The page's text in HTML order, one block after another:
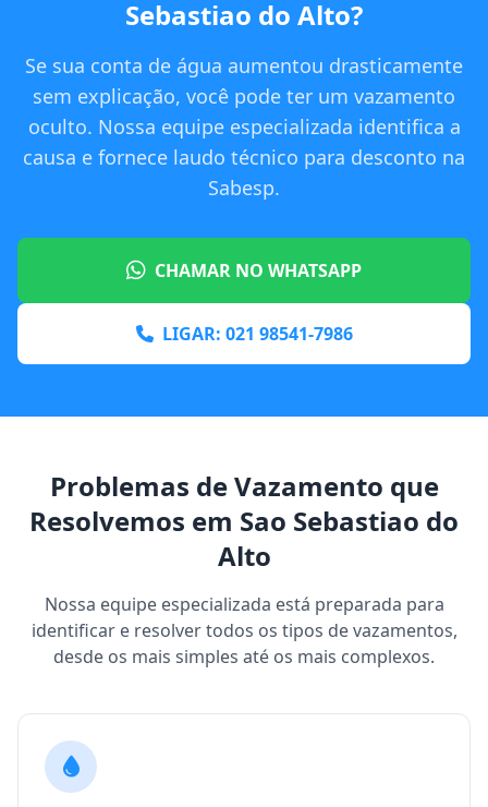
Sebastiao do Alto?
Se sua conta de água aumentou drasticamente
sem explicação, você pode ter um vazamento
oculto. Nossa equipe especializada identifica a
causa e fornece laudo técnico para desconto na
Sabesp.
CHAMAR NO WHATSAPP
LIGAR: 021 98541-7986
Problemas de Vazamento que
Resolvemos em Sao Sebastiao do
Alto
Nossa equipe especializada está preparada para
identificar e resolver todos os tipos de vazamentos,
desde os mais simples até os mais complexos.